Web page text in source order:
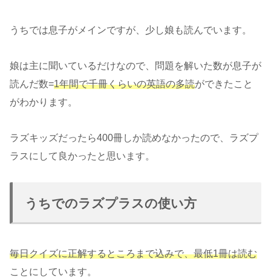
うちでは息子がメインですが、少し娘も読んでいます。
娘は主に聞いているだけなので、問題を解いた数が息子が
読んだ数=1年間で千冊くらいの英語の多読ができたこと
がわかります。
ラズキッズだったら400冊しか読めなかったので、ラズプ
ラスにして良かったと思います。
うちでのラズプラスの使い方
毎日クイズに正解するところまで込みで、最低1冊は読む
ことにしています。